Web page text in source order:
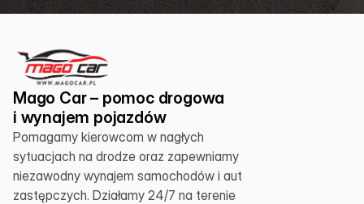
Mago Car – pomoc drogowa
i wynajem pojazdów
Pomagamy kierowcom w nagłych
sytuacjach na drodze oraz zapewniamy
niezawodny wynajem samochodów i aut
zastępczych. Działamy 24/7 na terenie